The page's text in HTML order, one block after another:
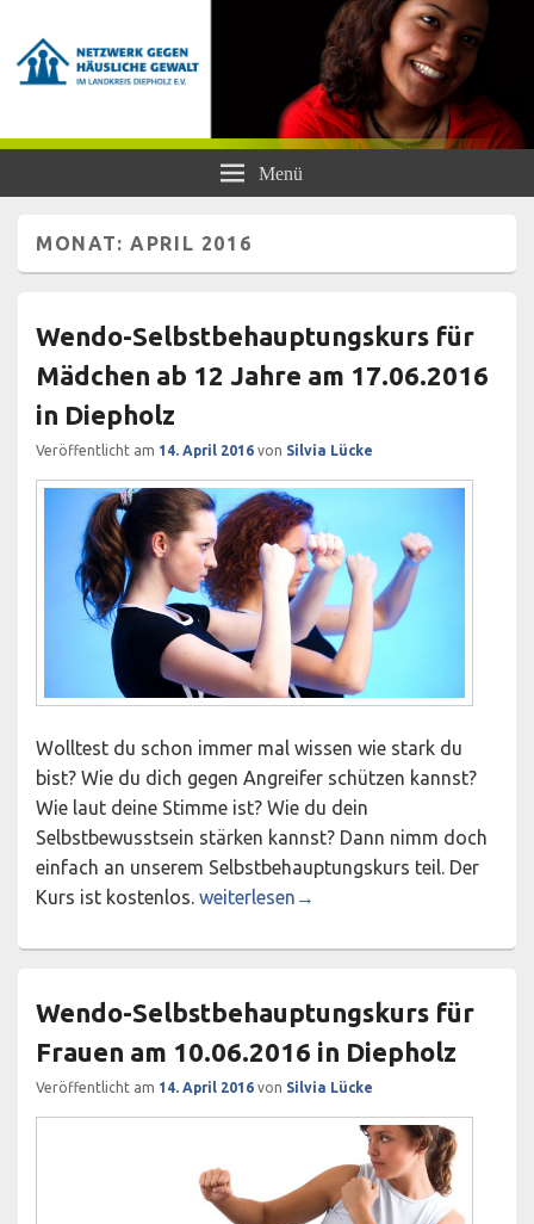
Netzwerk gegen Häusliche Gewalt
Frauen- und Kinderschutzhaus Diepholz, Beratungsstellen für Frauen und
Mädchen, BISS
Menü
MONAT:APRIL 2016
Wendo-Selbstbehauptungskurs für
Mädchen ab 12 Jahre am 17.06.2016
in Diepholz
Veröffentlicht am 14. April 2016 von Silvia Lücke
Wolltest du schon immer mal wissen wie stark du
bist? Wie du dich gegen Angreifer schützen kannst?
Wie laut deine Stimme ist? Wie du dein
Selbstbewusstsein stärken kannst? Dann nimm doch
einfach an unserem Selbstbehauptungskurs teil. Der
Kurs ist kostenlos. Wendo-Selbstbehauptungskurs für
weiterlesen →
Wendo-Selbstbehauptungskurs für
Frauen am 10.06.2016 in Diepholz
Veröffentlicht am 14. April 2016 von Silvia Lücke